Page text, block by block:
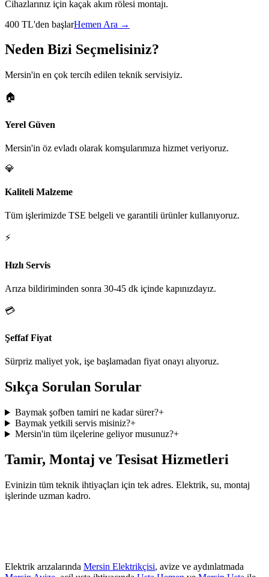
Cihazlarınız için kaçak akım rölesi montajı.
400 TL'den başlarHemen Ara →
Neden Bizi Seçmelisiniz?
Mersin'in en çok tercih edilen teknik servisiyiz.
🏠
Yerel Güven
Mersin'in öz evladı olarak komşularımıza hizmet veriyoruz.
💎
Kaliteli Malzeme
Tüm işlerimizde TSE belgeli ve garantili ürünler kullanıyoruz.
⚡
Hızlı Servis
Arıza bildiriminden sonra 30-45 dk içinde kapınızdayız.
💳
Şeffaf Fiyat
Sürpriz maliyet yok, işe başlamadan fiyat onayı alıyoruz.
Sıkça Sorulan Sorular
Baymak şofben tamiri ne kadar sürer?+
Baymak yetkili servis misiniz?+
Mersin'in tüm ilçelerine geliyor musunuz?+
Tamir, Montaj ve Tesisat Hizmetleri
Evinizin tüm teknik ihtiyaçları için tek adres. Elektrik, su, montaj
işlerinde uzman kadro.
Elektrik arızalarında Mersin Elektrikçisi, avize ve aydınlatmada